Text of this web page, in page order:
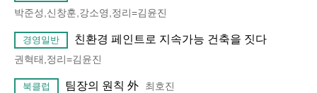
박준성,신창훈,강소영,정리=김윤진
경영일반 친환경 페인트로 지속가능 건축을 짓다
권혁태,정리=김윤진
북클럽 팀장의 원칙 外 최호진